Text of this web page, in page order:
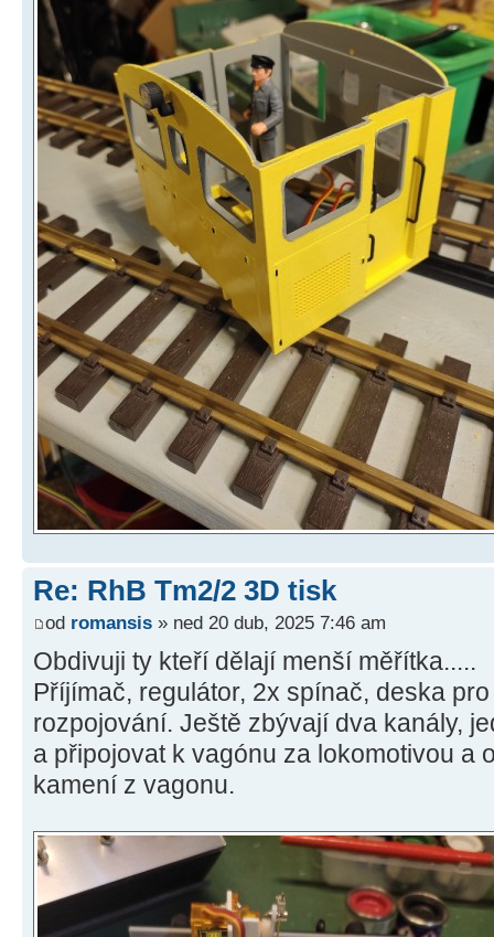
Re: RhB Tm2/2 3D tisk
od romansis » ned 20 dub, 2025 7:46 am
Obdivuji ty kteří dělají menší měřítka.....
Příjímač, regulátor, 2x spínač, deska
rozpojování. Ještě zbývají dva kanály,
a připojovat k vagónu za lokomotivou a
kamení z vagonu.